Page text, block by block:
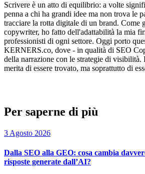
Scrivere è un atto di equilibrio: a volte
penna a chi ha grandi idee ma non trova le
tracciare la rotta digitale di un brand. Come
copywriter, ho fatto dell'adattabilità la mia
professionisti di ogni settore. Oggi porto
KERNERS.co, dove - in qualità di SEO
della narrazione con le strategie di visibilità.
merita di essere trovato, ma soprattutto di
Per saperne di più
3 Agosto 2026
Dalla SEO alla GEO: cosa cambia
risposte generate dall’AI?